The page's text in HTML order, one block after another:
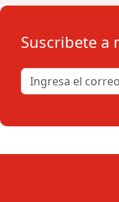
Suscribete a